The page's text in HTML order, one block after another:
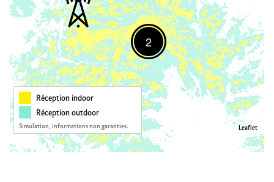
2
Leaflet
Réception indoor
Réception outdoor
Simulation, informations non garanties.